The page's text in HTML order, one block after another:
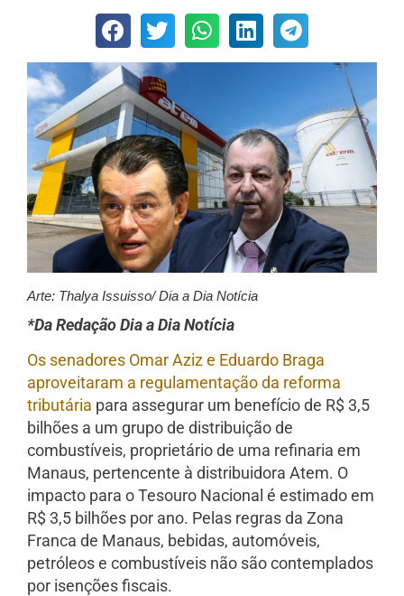
Arte: Thalya Issuisso/ Dia a Dia Notícia
*Da Redação Dia a Dia Notícia
Os senadores Omar Aziz e Eduardo Braga
aproveitaram a regulamentação da reforma
tributária para assegurar um benefício de R$ 3,5
bilhões a um grupo de distribuição de
combustíveis, proprietário de uma refinaria em
Manaus, pertencente à distribuidora Atem. O
impacto para o Tesouro Nacional é estimado em
R$ 3,5 bilhões por ano. Pelas regras da Zona
Franca de Manaus, bebidas, automóveis,
petróleos e combustíveis não são contemplados
por isenções fiscais.